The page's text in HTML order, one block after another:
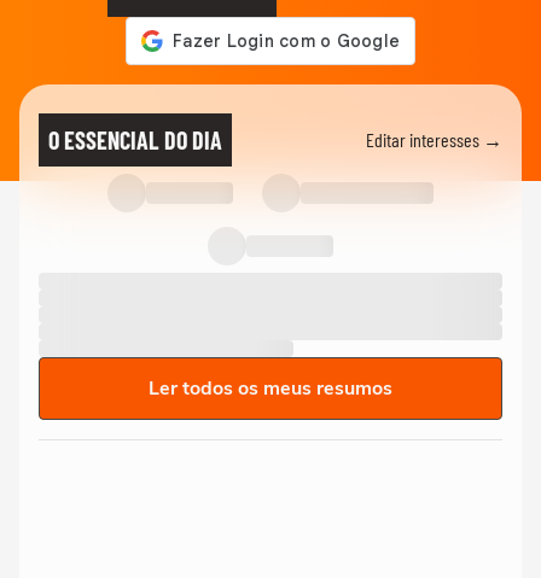
O ESSENCIAL DO DIA Editar interesses →
Ler todos os meus resumos